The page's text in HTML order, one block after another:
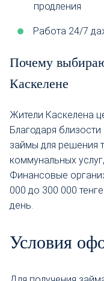
продления
Работа 24/7
Почему
Каскелене
Жители Каскелена
Благодаря
займы для решения
коммунальных
Финансовые
000 до 300 000
день.
Условия